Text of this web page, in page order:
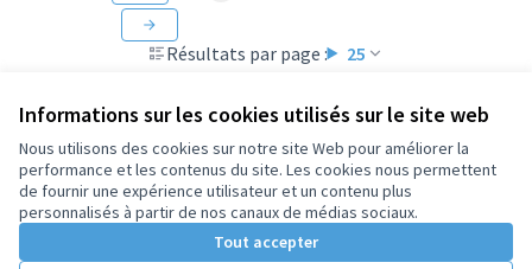
Informations sur les cookies utilisés sur le site web
Nous utilisons des cookies sur notre site Web pour améliorer la
performance et les contenus du site. Les cookies nous permettent
de fournir une expérience utilisateur et un contenu plus
personnalisés à partir de nos canaux de médias sociaux.
Tout accepter
Résultats par page : 25
Conditions d'utilisation
Paramètres des cookies